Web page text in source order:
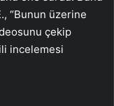
“Bunun üzerine
çekip
incelemesi